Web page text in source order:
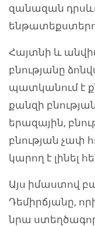
զանազան
Հայտնի և
բնությանը
պատկանում է
քանզի
երազային,
բնության չափ
կարող է լինել
Այս իմաստով
Դեմիրճյանը,
նրա